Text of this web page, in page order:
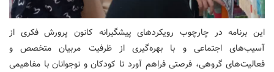
این برنامه در چارچوب رویکردهای پیشگیرانه کانون پرورش فکری از
آسیب‌های اجتماعی و با بهره‌گیری از ظرفیت مربیان متخصص و
فعالیت‌های گروهی، فرصتی فراهم آورد تا کودکان و نوجوانان با مفاهیمی